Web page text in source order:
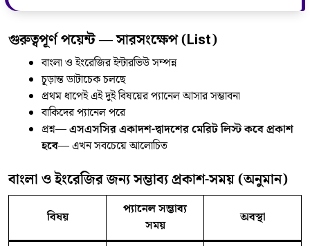
গুরুত্বপূর্ণ পয়েন্ট — সারসংক্ষেপ (List)
বাংলা ও ইংরেজির ইন্টারভিউ সম্পন্ন
চূড়ান্ত ডাটাচেক চলছে
প্রথম ধাপেই এই দুই বিষয়ের প্যানেল আসার সম্ভাবনা
বাকিদের প্যানেল পরে
প্রশ্ন—এসএসসির একাদশ-দ্বাদশের মেরিট লিস্ট কবে প্রকাশ
হবে— এখন সবচেয়ে আলোচিত
বাংলা ও ইংরেজির জন্য সম্ভাব্য প্রকাশ-সময় (অনুমান)
বিষয়
প্যানেল সম্ভাব্য
সময়
অবস্থা